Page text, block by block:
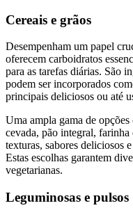
Cereais e grãos
Desempenham um papel
oferecem carboidratos
para as tarefas diárias. São
podem ser incorporados
principais deliciosos ou até
Uma ampla gama de
cevada, pão integral,
texturas, sabores deliciosos
Estas escolhas garantem
vegetarianas.
Leguminosas e pulsos